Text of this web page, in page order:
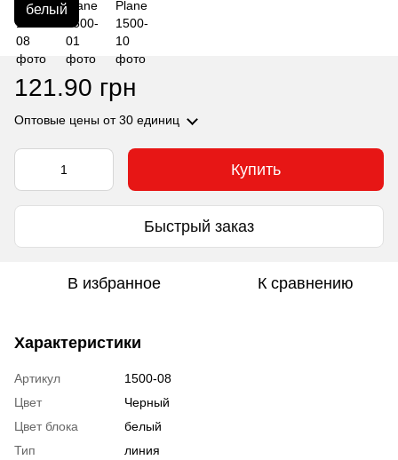
белый
121.90 грн
Оптовые цены от 30 единиц
Купить
Быстрый заказ
В избранное К сравнению
Характеристики
Артикул
1500-08
Цвет
Черный
Цвет блока
белый
Тип
линия